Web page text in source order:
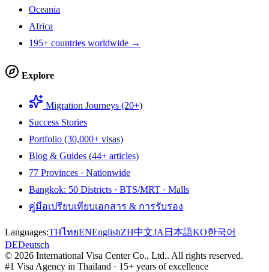
Oceania
Africa
195+ countries worldwide →
Explore
Migration Journeys (20+)
Success Stories
Portfolio (30,000+ visas)
Blog & Guides (44+ articles)
77 Provinces · Nationwide
Bangkok: 50 Districts · BTS/MRT · Malls
คู่มือเปรียบเทียบเอกสาร & การรับรอง
Languages:THไทยENEnglishZH中文JA 日本語KO한국어
DEDeutsch
© 2026 International Visa Center Co., Ltd.. All rights reserved.
#1 Visa Agency in Thailand · 15+ years of excellence